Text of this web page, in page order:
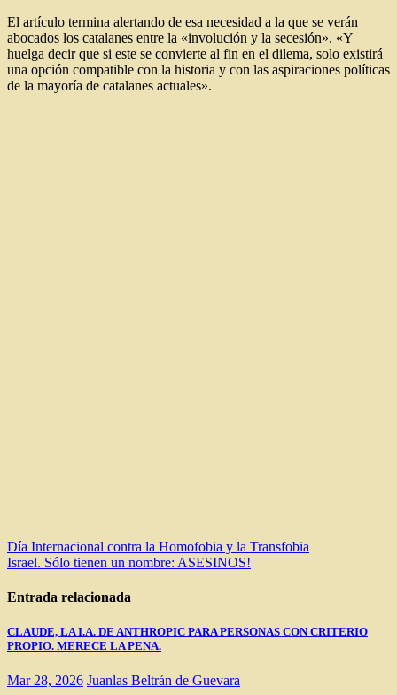
El artículo termina alertando de esa necesidad a la que se verán
abocados los catalanes entre la «involución y la secesión». «Y
huelga decir que si este se convierte al fin en el dilema, solo existirá
una opción compatible con la historia y con las aspiraciones políticas
de la mayoría de catalanes actuales».
Navegación
de
entradas
Día Internacional contra la Homofobia y la Transfobia
Israel. Sólo tienen un nombre: ASESINOS!
Entrada relacionada
CLAUDE, LA I.A. DE ANTHROPIC PARA PERSONAS CON CRITERIO
PROPIO. MERECE LA PENA.
Mar 28, 2026 Juanlas Beltrán de Guevara